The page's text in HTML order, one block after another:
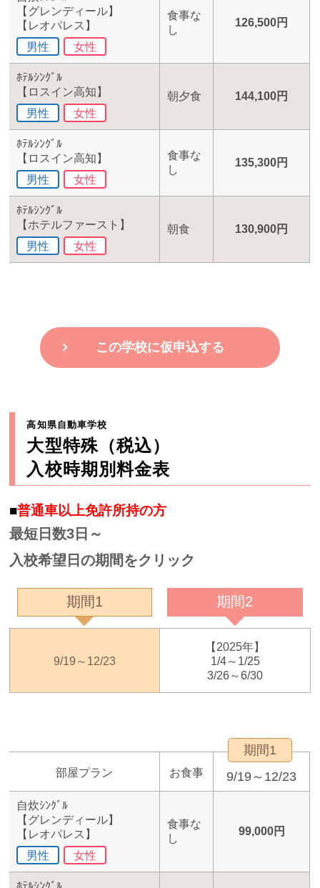
【グレンディール】
【レオパレス】
男性
女性
食事な
し
126,500円
ﾎﾃﾙｼﾝｸﾞﾙ
【ロスイン高知】
男性
女性
朝夕食 144,100円
ﾎﾃﾙｼﾝｸﾞﾙ
【ロスイン高知】
男性
女性
食事な
し
135,300円
ﾎﾃﾙｼﾝｸﾞﾙ
【ホテルファースト】
男性
女性
朝食 130,900円
この学校に仮申込する
高知県自動車学校
大型特殊（税込）
入校時期別料金表
■普通車以上免許所持の方
最短日数3日～
入校希望日の期間をクリック
期間1 期間2
9/19～12/23
【2025年】
1/4～1/25
3/26～6/30
部屋プラン お食事
期間1
9/19～12/23
自炊ｼﾝｸﾞﾙ
【グレンディール】
【レオパレス】
男性
女性
食事な
し
99,000円